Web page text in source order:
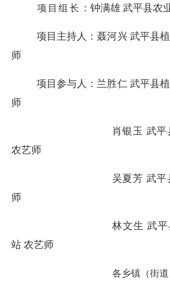
项目组长 ：钟满雄 武平县农
项目主持人：聂河兴 武平县
师
项目参与人：兰胜仁 武平县
师
肖银玉 武平
农艺师
吴夏芳 武平
师
林文生 武
站 农艺师
各乡镇（街